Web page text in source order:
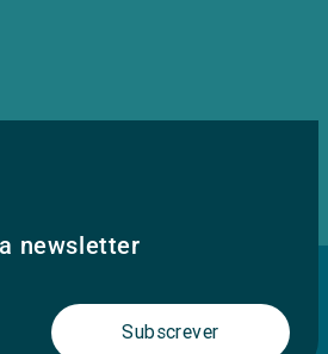
newsletter
Subscrever